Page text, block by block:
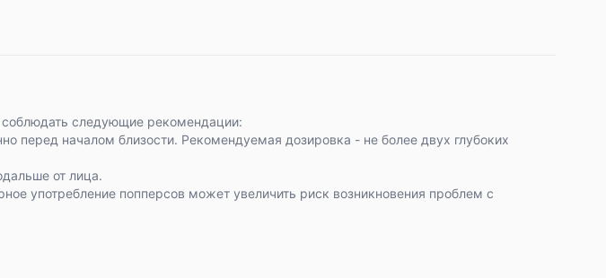
следующие рекомендации:
перед началом близости. Рекомендуемая дозировка - не более двух глубоких
от лица.
употребление попперсов может увеличить риск возникновения проблем с